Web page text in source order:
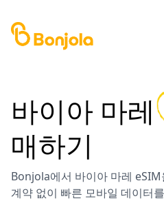
바이아 마레
매하기
Bonjola에서 바이아 마레
계약 없이 빠른 모바일 데이터